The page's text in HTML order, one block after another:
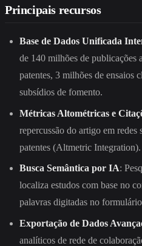
Principais recursos
Base de Dados Unificada
de 140 milhões de publicações
patentes, 3 milhões de ensaios
subsídios de fomento.
Métricas Altométricas e
repercussão do artigo em
patentes (Altmetric Integration).
Busca Semântica por IA:
localiza estudos com base no
palavras digitadas no
Exportação de Dados
analíticos de rede de